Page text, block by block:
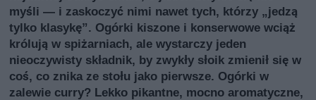
myśli — i zaskoczyć nimi nawet tych, którzy „jedzą
tylko klasykę”. Ogórki kiszone i konserwowe wciąż
królują w spiżarniach, ale wystarczy jeden
nieoczywisty składnik, by zwykły słoik zmienił się w
coś, co znika ze stołu jako pierwsze. Ogórki w
zalewie curry? Lekko pikantne, mocno aromatyczne,